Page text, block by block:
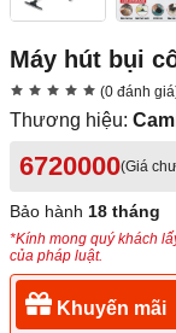
Máy hút bụi
(0 đánh
Thương hiệu:
6720000(Giá
Bảo hành 18 tháng
*Kính mong quý khách
của pháp luật.
Khuyến mãi